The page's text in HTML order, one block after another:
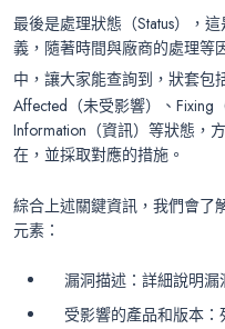
最後是處理狀態（Status），
義，隨著時間與廠商的處理等
中，讓大家能查詢到，狀套包
Affected（未受影響）、Fixing
Information（資訊）等狀態，
在，並採取對應的措施。
綜合上述關鍵資訊，我們會了
元素：
漏洞描述：詳細說明漏
受影響的產品和版本：